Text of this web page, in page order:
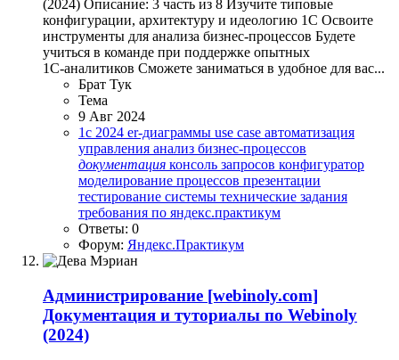
(2024) Описание: 3 часть из 8 Изучите типовые
конфигурации, архитектуру и идеологию 1С Освоите
инструменты для анализа бизнес‑процессов Будете
учиться в команде при поддержке опытных
1С‑аналитиков Сможете заниматься в удобное для вас...
Брат Тук
Тема
9 Авг 2024
1с 2024 er-диаграммы use case автоматизация
управления анализ бизнес-процессов
документация консоль запросов конфигуратор
моделирование процессов презентации
тестирование системы технические задания
требования по яндекс.практикум
Ответы: 0
Форум: Яндекс.Практикум
Администрирование [webinoly.com]
Документация и туториалы по Webinoly
(2024)